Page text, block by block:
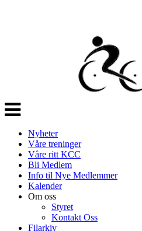
Veksle
navigasjon
Nyheter
Våre treninger
Våre ritt KCC
Bli Medlem
Info til Nye Medlemmer
Kalender
Om oss
Styret
Kontakt Oss
Filarkiv